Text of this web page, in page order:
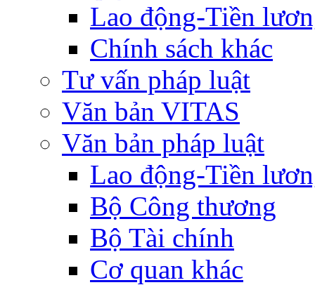
Lao động-Tiền
Chính sách khác
Tư vấn pháp luật
Văn bản VITAS
Văn bản pháp luật
Lao động-Tiền
Bộ Công thương
Bộ Tài chính
Cơ quan khác